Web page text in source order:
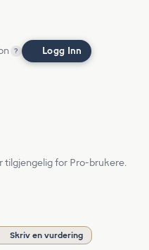
? Logg Inn
for Pro-brukere.
Skriv en vurdering